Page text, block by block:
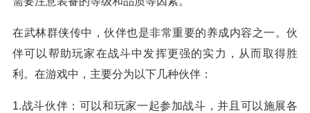
在武林群侠传中，伙伴也是非常重要的养成内容之一。伙
伴可以帮助玩家在战斗中发挥更强的实力，从而取得胜
利。在游戏中，主要分为以下几种伙伴：
1.战斗伙伴：可以和玩家一起参加战斗，并且可以施展各